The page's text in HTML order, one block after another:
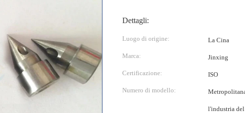
Dettagli:
Luogo di origine: La Cina
Marca: Jinxing
Certificazione: ISO
Numero di modello:
l'industria